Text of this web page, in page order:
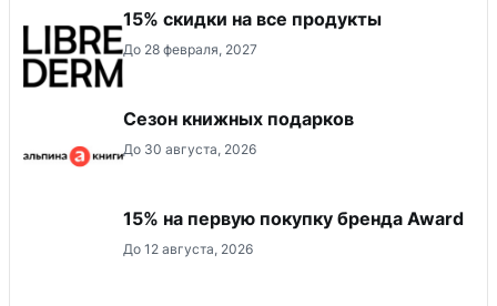
15% скидки на все продукты
До 28 февраля, 2027
Сезон книжных подарков
До 30 августа, 2026
15% на первую покупку бренда Award
До 12 августа, 2026